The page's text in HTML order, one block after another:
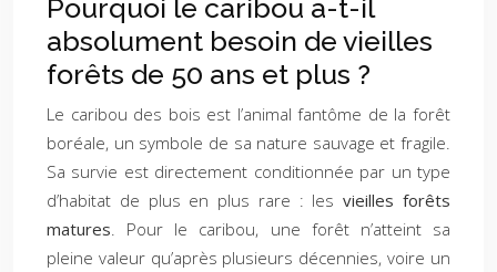
Pourquoi le caribou a-t-il
absolument besoin de vieilles
forêts de 50 ans et plus ?
Le caribou des bois est l’animal fantôme de la forêt
boréale, un symbole de sa nature sauvage et fragile.
Sa survie est directement conditionnée par un type
d’habitat de plus en plus rare : lesvieilles forêts
matures. Pour le caribou, une forêt n’atteint sa
pleine valeur qu’après plusieurs décennies, voire un